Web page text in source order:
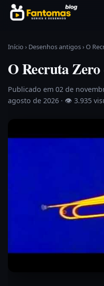
Pular para o conteúdo
Início › Desenhos antigos›O
O Recruta Zero
Publicado em 02 de
agosto de 2026 · 👁 3.935